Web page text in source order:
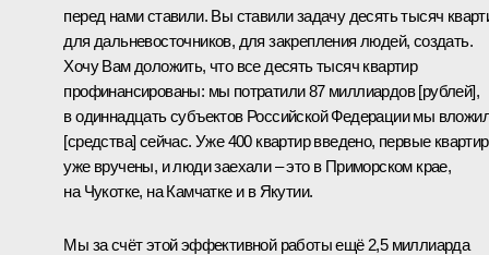
перед нами ставили. Вы ставили задачу десять тысяч
для дальневосточников, для закрепления людей, создать.
Хочу Вам доложить, что все десять тысяч квартир
профинансированы: мы потратили 87 миллиардов [рублей],
в одиннадцать субъектов Российской Федерации мы
[средства] сейчас. Уже 400 квартир введено, первые
уже вручены, и люди заехали – это в Приморском крае,
на Чукотке, на Камчатке и в Якутии.
Мы за счёт этой эффективной работы ещё 2,5 миллиарда